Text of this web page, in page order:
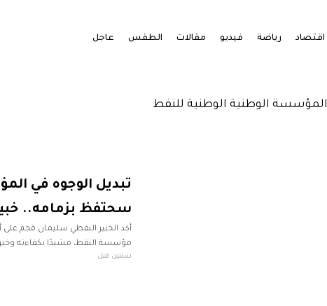
اقتصاد رياضة فيديو مقالات الطقس عاجل
المؤسسة الوطنية الوطنية للنفط
تبديل الوجوه في
سحتفظ بزمامه..
أكد الخبير النفطي سليمان قجم
مؤسسة النفط، مشيدًا بكفاءته
الأزمة الليبية وتزايد التحديات التي
سنتين قبل